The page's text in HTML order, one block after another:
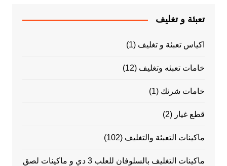
تعبئة و تغليف
اكياس تعبئة و تغليف (1)
خامات تعبئه وتغليف (12)
خامات شرنك (1)
قطع غيار (2)
ماكينات التعبئة والتغليف (102)
ماكينات التغليف بالسلوفان للعلب 3 دي و ماكينات لصق